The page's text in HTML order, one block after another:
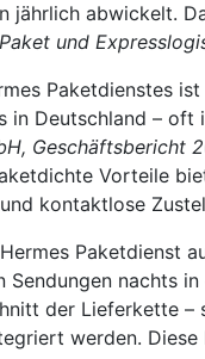
jährlich abwickelt.
und
Paketdienstes
in Deutschland –
Geschäftsbericht
Vorteile
kontaktlose
Paketdienst
Sendungen nachts
der Lieferkette –
werden.